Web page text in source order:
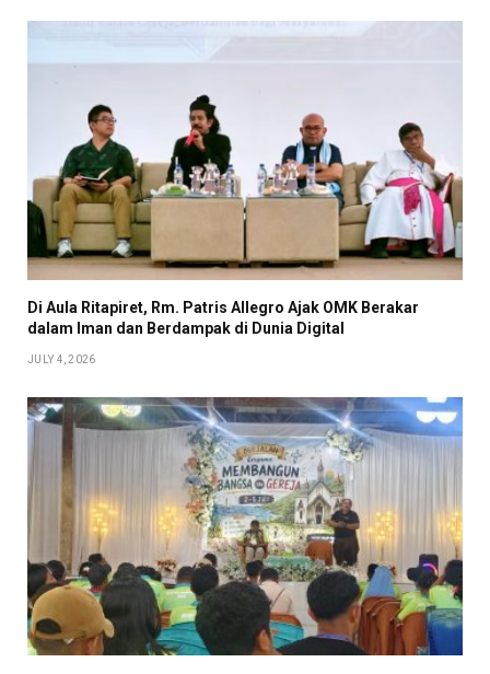
Di Aula Ritapiret, Rm. Patris Allegro Ajak OMK Berakar
dalam Iman dan Berdampak di Dunia Digital
JULY 4, 2026